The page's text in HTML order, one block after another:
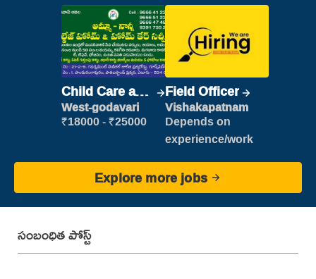
Child Care and
Patient care
West-godavari
₹18000 - ₹25000
Field Officer
Vishakapatnam
Depends on
experience/work
Explore more jobs
సంబంధిత పోస్ట్